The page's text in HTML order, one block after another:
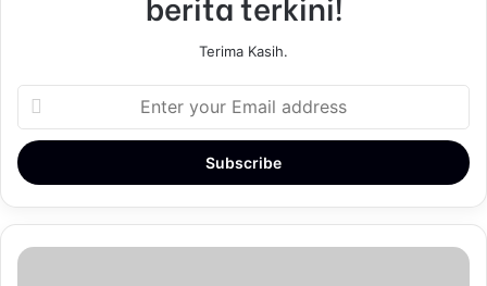
Terima Kasih.
e
y
u